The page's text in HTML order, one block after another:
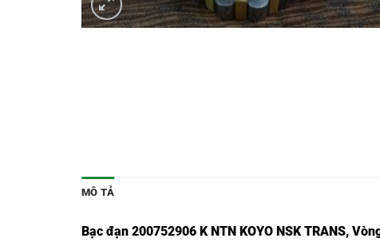
MÔ TẢ
Bạc đạn 200752906 K NTN KOYO NSK TRANS,